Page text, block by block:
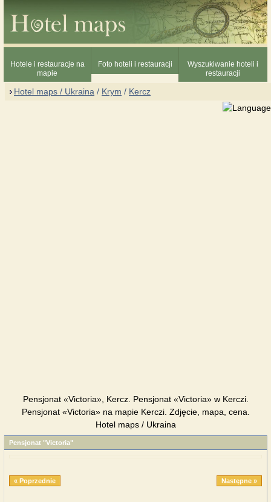
Hotele i restauracje na
mapie
Foto hoteli i restauracji
Wyszukiwanie hoteli i
restauracji
Hotel maps / Ukraina / Krym / Kercz
Pensjonat «Victoria», Kercz. Pensjonat «Victoria» w Kerczi.
Pensjonat «Victoria» na mapie Kerczi. Zdjęcie, mapa, cena.
Hotel maps / Ukraina
Pensjonat "Victoria"
« Poprzednie Następne »